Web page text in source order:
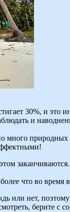
30%, и это
и
много
что во
или нет,
берите с